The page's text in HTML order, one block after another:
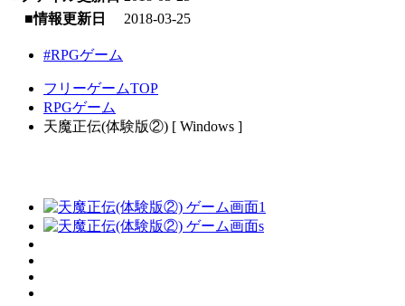
■情報更新日
2018-03-25
#RPGゲーム
フリーゲームTOP
RPGゲーム
天魔正伝(体験版②) [ Windows ]